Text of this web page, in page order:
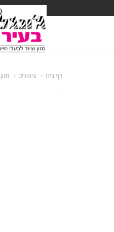
דף בית ציפורים מזון